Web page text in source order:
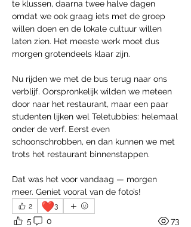
te klussen, daarna twee halve dagen
omdat we ook graag iets met de groep
willen doen en de lokale cultuur willen
laten zien. Het meeste werk moet dus
morgen grotendeels klaar zijn.
Nu rijden we met de bus terug naar ons
verblijf. Oorspronkelijk wilden we meteen
door naar het restaurant, maar een paar
studenten lijken wel Teletubbies: helemaal
onder de verf. Eerst even
schoonschrobben, en dan kunnen we met
trots het restaurant binnenstappen.
Dat was het voor vandaag — morgen
meer. Geniet vooral van de foto’s!
2 ❤️3
5 0 73